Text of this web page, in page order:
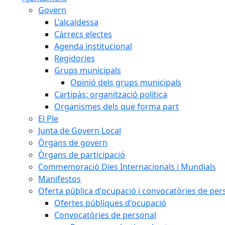
Govern
L'alcaldessa
Càrrecs electes
Agenda institucional
Regidories
Grups municipals
Opinió dels grups municipals
Cartipàs: organització política
Organismes dels que forma part
El Ple
Junta de Govern Local
Òrgans de govern
Òrgans de participació
Commemoració Dies Internacionals i Mundials
Manifestos
Oferta pública d'ocupació i convocatòries de
Ofertes públiques d'ocupació
Convocatòries de personal